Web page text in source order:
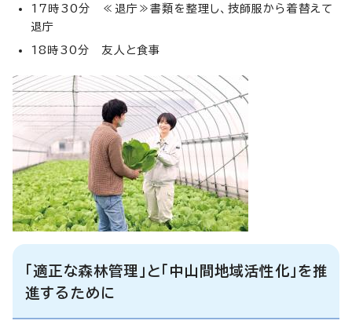
17時30分 ≪退庁≫書類を整理し、技師服から着替えて
退庁
18時30分 友人と食事
「適正な森林管理」と「中山間地域活性化」を推
進するために